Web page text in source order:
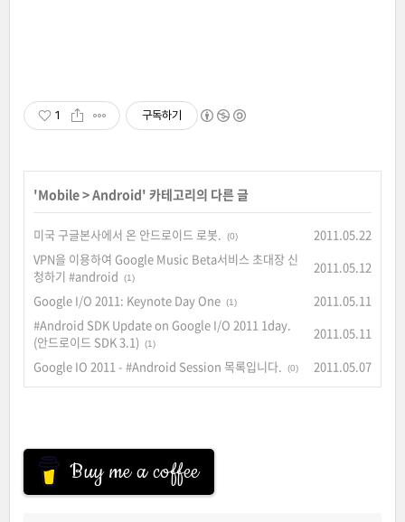
1 구독하기
'Mobile>Android' 카테고리의 다른 글
미국 구글본사에서 온 안드로이드 로봇. (0)
2011.05.22
VPN을 이용하여 Google Music Beta서비스 초대장 신
청하기 #android
(1)
2011.05.12
Google I/O 2011: Keynote Day One (1)
2011.05.11
#Android SDK Update on Google I/O 2011 1day.
(안드로이드 SDK 3.1)
(1)
2011.05.11
Google IO 2011 - #Android Session 목록입니다.
(0) 2011.05.07
Buy me a coffee